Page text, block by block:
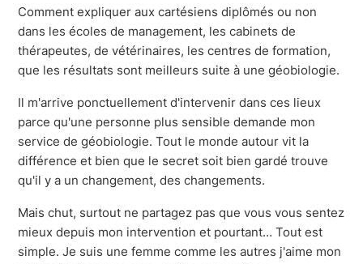
Comment expliquer aux cartésiens diplômés ou non
dans les écoles de management, les cabinets de
thérapeutes, de vétérinaires, les centres de formation,
que les résultats sont meilleurs suite à une géobiologie.
Il m'arrive ponctuellement d'intervenir dans ces lieux
parce qu'une personne plus sensible demande mon
service de géobiologie. Tout le monde autour vit la
différence et bien que le secret soit bien gardé trouve
qu'il y a un changement, des changements.
Mais chut, surtout ne partagez pas que vous vous sentez
mieux depuis mon intervention et pourtant… Tout est
simple. Je suis une femme comme les autres j'aime mon